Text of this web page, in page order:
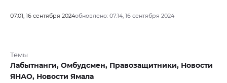
07:01, 16 сентября 2024обновлено: 07:14, 16 сентября 2024
Темы
Лабытнанги, Омбудсмен, Правозащитники, Новости
ЯНАО, Новости Ямала